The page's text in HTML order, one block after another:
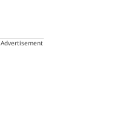
Advertisement